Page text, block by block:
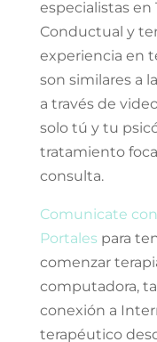
especialistas en
Conductual y
experiencia en
son similares a
a través de
solo tú y tu
tratamiento
consulta. ⁣
Comunicate
Portalespara
comenzar
computadora,
conexión a
terapéutico